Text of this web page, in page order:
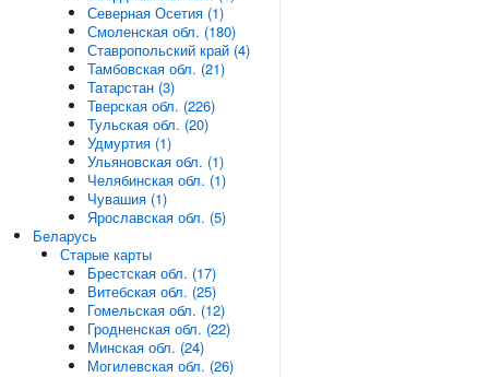
Северная Осетия (1)
Смоленская обл. (180)
Ставропольский край (4)
Тамбовская обл. (21)
Татарстан (3)
Тверская обл. (226)
Тульская обл. (20)
Удмуртия (1)
Ульяновская обл. (1)
Челябинская обл. (1)
Чувашия (1)
Ярославская обл. (5)
Беларусь
Старые карты
Брестская обл. (17)
Витебская обл. (25)
Гомельская обл. (12)
Гродненская обл. (22)
Минская обл. (24)
Могилевская обл. (26)